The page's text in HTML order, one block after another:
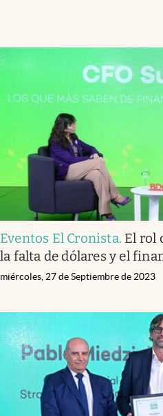
Eventos El Cronista. El rol
la falta de dólares y el
miércoles, 27 de Septiembre de 2023